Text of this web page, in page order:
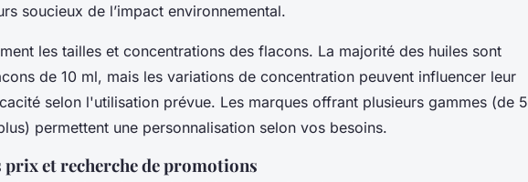
soucieux de l’impact environnemental.
les tailles et concentrations des flacons. La majorité des huiles sont
de 10 ml, mais les variations de concentration peuvent influencer leur
selon l'utilisation prévue. Les marques offrant plusieurs gammes (de 5
permettent une personnalisation selon vos besoins.
prix et recherche de promotions